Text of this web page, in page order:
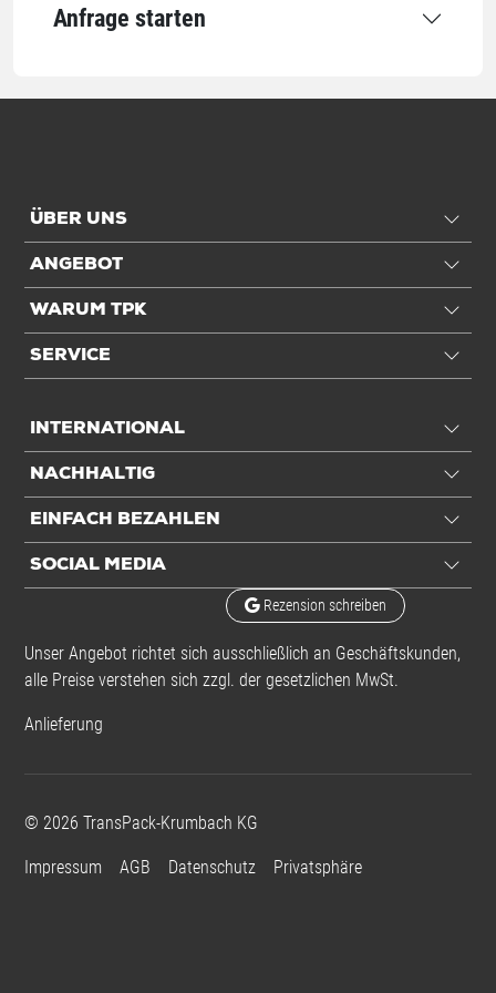
Qualität
Für DIN-Format DIN B3
Einheiten
Einheiten
Alle Angaben ohne Gewähr, Druckfehler vorbehalten.
Anfrage starten
ÜBER UNS
ANGEBOT
WARUM TPK
SERVICE
INTERNATIONAL
NACHHALTIG
EINFACH BEZAHLEN
SOCIAL MEDIA
Rezension schreiben
Unser Angebot richtet sich ausschließlich an Geschäftskunden,
alle Preise verstehen sich zzgl. der gesetzlichen MwSt.
Anlieferung
© 2026 TransPack-Krumbach KG
Impressum AGB Datenschutz Privatsphäre